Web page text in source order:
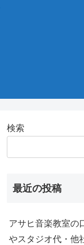
検索
最近の投稿
アサヒ音楽教室の
やスタジオ代・他